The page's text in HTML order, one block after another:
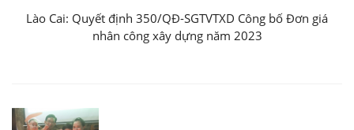
Lào Cai: Quyết định 350/QĐ-SGTVTXD Công bố Đơn giá
nhân công xây dựng năm 2023